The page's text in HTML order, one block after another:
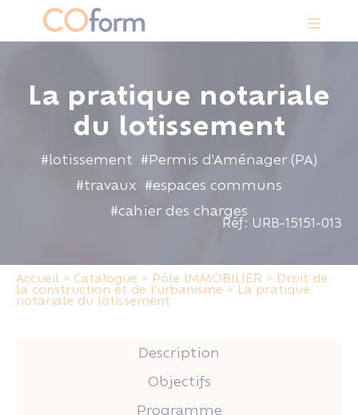
La pratique notariale
du lotissement
#lotissement #Permis d'Aménager (PA)
#travaux #espaces communs
#cahier des charges
Réf: URB-15151-013
Accueil > Catalogue > Pôle IMMOBILIER > Droit de
la construction et de l'urbanisme > La pratique
notariale du lotissement
Description
Objectifs
Programme
Panneau de gestion des cookies